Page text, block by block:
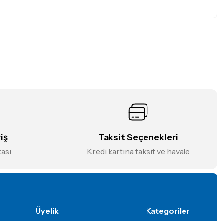
Taksit Seçenekleri
Kredi kartına taksit ve havale
Üyelik Kategoriler